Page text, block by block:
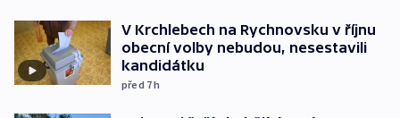
V Krchlebech na Rychnovsku v říjnu
obecní volby nebudou, nesestavili
kandidátku
před 7h